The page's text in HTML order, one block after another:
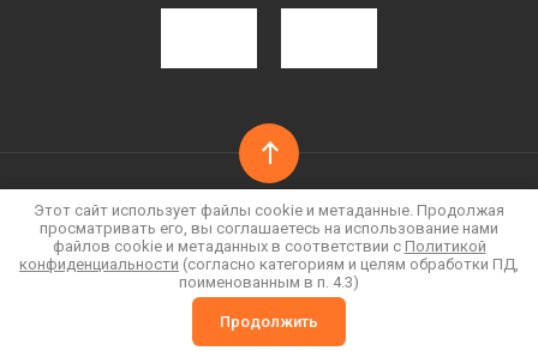
© 2022 - 2026
Политика конфиденциальности
Этот сайт использует файлы cookie и метаданные. Продолжая
просматривать его, вы соглашаетесь на использование нами
файлов cookie и метаданных в соответствии с Политикой
конфиденциальности (согласно категориям и целям обработки ПД,
поименованным в п. 4.3)
Продолжить